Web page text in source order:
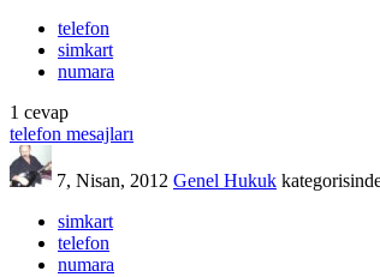
telefon
simkart
numara
1 cevap
telefon mesajları
7, Nisan, 2012 Genel Hukuk
simkart
telefon
numara